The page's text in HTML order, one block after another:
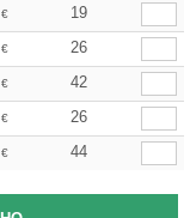
€
19
€
26
€
42
€
26
€ 44